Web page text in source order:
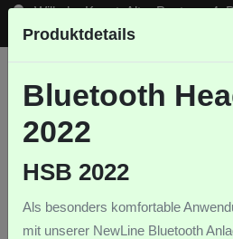
Wilhelm Knost, Alter Postweg 4,
Ströhen
WIKO Funk
Fahrschul-Funksysteme
Produktdetails
Bluetooth
2022
HSB 2022
Als besonders komfortable
mit unserer NewLine Bluetooth